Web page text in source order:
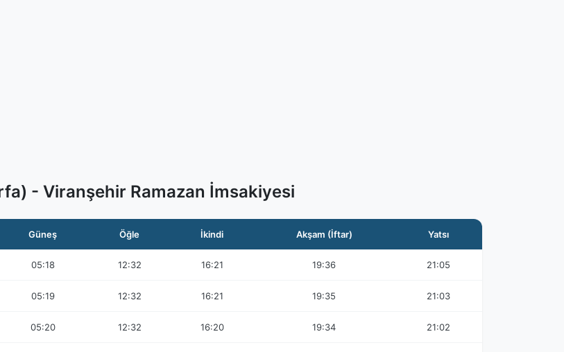
- Viranşehir Ramazan İmsakiyesi
Güneş Öğle İkindi Akşam (İftar) Yatsı
05:18 12:32 16:21 19:36 21:05
05:19 12:32 16:21 19:35 21:03
05:20 12:32 16:20 19:34 21:02